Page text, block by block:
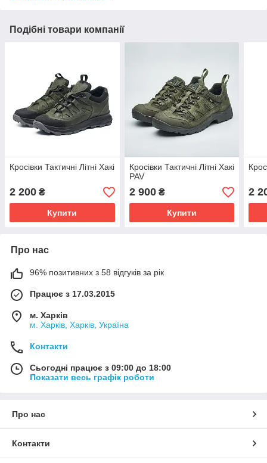
Подібні товари компанії
Кросівки Тактичні Літні Хакі
2 200 ₴
Купити
Кросівки Тактичні Літні Хакі
PAV
2 900₴
Купити
2
Про нас
96% позитивних з 58 відгуків за рік
Працює з 17.03.2015
м. Харків
м. Харків, Харків, Україна
Контакти
Сьогодні працює з 09:00 до 18:00
Показати весь графік роботи
Про нас
Контакти